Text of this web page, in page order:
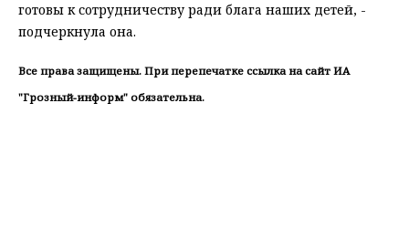
готовы к сотрудничеству ради блага наших детей, -
подчеркнула она.
Все права защищены. При перепечатке ссылка на сайт ИА
"Грозный-информ" обязательна.